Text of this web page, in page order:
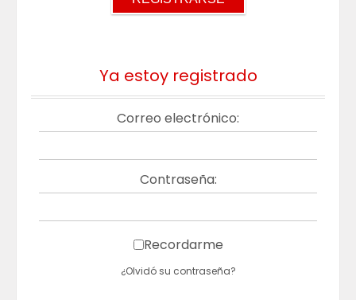
Ya estoy registrado
Correo electrónico:
Contraseña:
Recordarme
¿Olvidó su contraseña?